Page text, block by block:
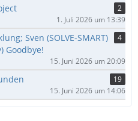
2
1. Juli 2026 um 13:39
Sven (SOLVE-SMART)
Goodbye!
4
15. Juni 2026 um 20:09
19
15. Juni 2026 um 14:06